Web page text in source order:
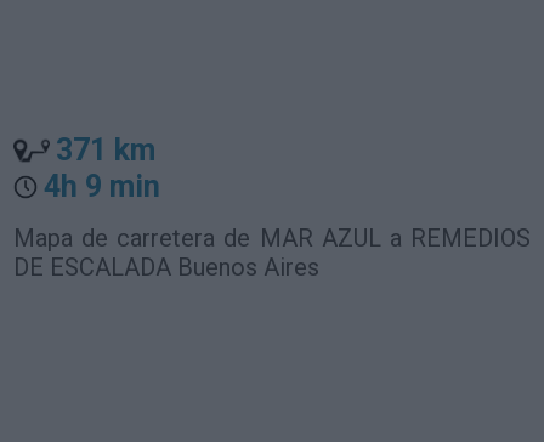
371 km
4h 9 min
Mapa de carretera de MAR AZUL a REMEDIOS
DE ESCALADA Buenos Aires